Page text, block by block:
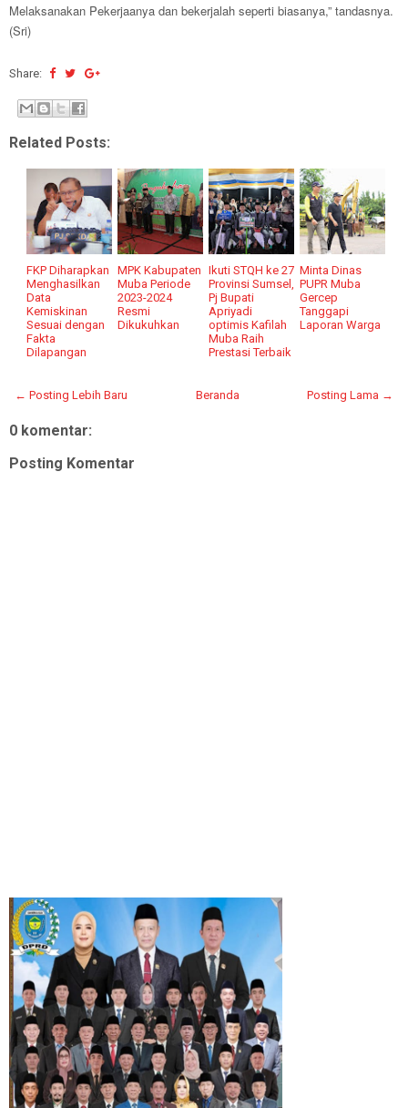
Melaksanakan Pekerjaanya dan bekerjalah seperti biasanya,” tandasnya.
(Sri)
Share:
Related Posts:
FKP Diharapkan
Menghasilkan
Data
Kemiskinan
Sesuai dengan
Fakta
Dilapangan
MPK Kabupaten
Muba Periode
2023-2024
Resmi
Dikukuhkan
Ikuti STQH ke 27
Provinsi Sumsel,
Pj Bupati
Apriyadi
optimis Kafilah
Muba Raih
Prestasi Terbaik
Minta Dinas
PUPR Muba
Gercep
Tanggapi
Laporan Warga
← Posting Lebih Baru Posting Lama →
Beranda
0 komentar:
Posting Komentar